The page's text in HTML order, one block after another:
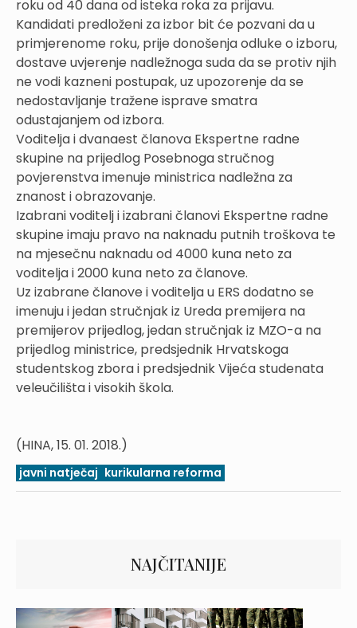
roku od 40 dana od isteka roka za prijavu.
Kandidati predloženi za izbor bit će pozvani da u
primjerenome roku, prije donošenja odluke o izboru,
dostave uvjerenje nadležnoga suda da se protiv njih
ne vodi kazneni postupak, uz upozorenje da se
nedostavljanje tražene isprave smatra
odustajanjem od izbora.
Voditelja i dvanaest članova Ekspertne radne
skupine na prijedlog Posebnoga stručnog
povjerenstva imenuje ministrica nadležna za
znanost i obrazovanje.
Izabrani voditelj i izabrani članovi Ekspertne radne
skupine imaju pravo na naknadu putnih troškova te
na mjesečnu naknadu od 4000 kuna neto za
voditelja i 2000 kuna neto za članove.
Uz izabrane članove i voditelja u ERS dodatno se
imenuju i jedan stručnjak iz Ureda premijera na
premijerov prijedlog, jedan stručnjak iz MZO-a na
prijedlog ministrice, predsjednik Hrvatskoga
studentskog zbora i predsjednik Vijeća studenata
veleučilišta i visokih škola.
(HINA, 15. 01. 2018.)
javni natječaj kurikularna reforma
NAJČITANIJE